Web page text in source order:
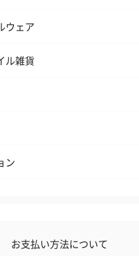
ト
かき氷入浴剤4点セット
カチ
ウェア
ル雑貨
ン
お支払い方法について